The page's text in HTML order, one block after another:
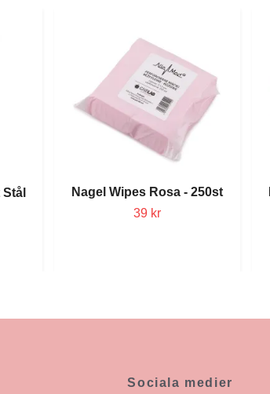
Nagel Wipes Rosa - 250st
39 kr
Sociala medier